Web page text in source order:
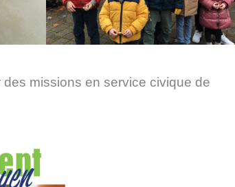
missions en service civique de